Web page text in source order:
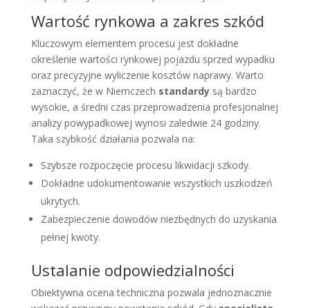
Wartość rynkowa a zakres szkód
Kluczowym elementem procesu jest dokładne
określenie wartości rynkowej pojazdu sprzed wypadku
oraz precyzyjne wyliczenie kosztów naprawy. Warto
zaznaczyć, że w Niemczech standardysą bardzo
wysokie, a średni czas przeprowadzenia profesjonalnej
analizy powypadkowej wynosi zaledwie 24 godziny.
Taka szybkość działania pozwala na:
Szybsze rozpoczęcie procesu likwidacji szkody.
Dokładne udokumentowanie wszystkich uszkodzeń
ukrytych.
Zabezpieczenie dowodów niezbędnych do uzyskania
pełnej kwoty.
Ustalanie odpowiedzialności
Obiektywna ocena techniczna pozwala jednoznacznie